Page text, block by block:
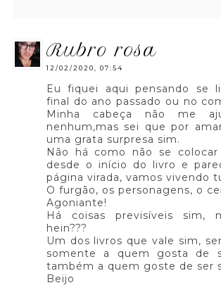
rubro rosa
12/02/2020, 07:54
Eu fiquei aqui pensando se
final do ano passado ou no
Minha cabeça não me
nenhum,mas sei que por
uma grata surpresa sim.
Não há como não se colocar
desde o início do livro e
página virada, vamos vivendo
O furgão, os personagens, o
Agoniante!
Há coisas previsíveis sim,
hein???
Um dos livros que vale sim,
somente a quem gosta de
também a quem goste de ser
Beijo